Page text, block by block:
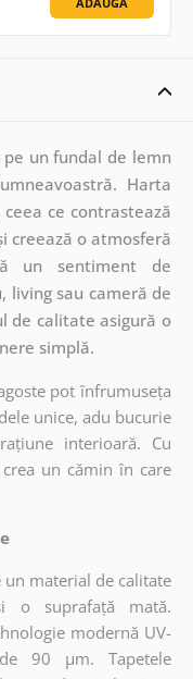
un fundal de lemn
Harta
ce contrastează
creează o atmosferă
un sentiment de
living sau cameră de
de calitate asigură o
simplă.
pot înfrumuseța
unice, adu bucurie
interioară. Cu
un cămin în care
material de calitate
o suprafață mată.
modernă UV-
90 µm. Tapetele